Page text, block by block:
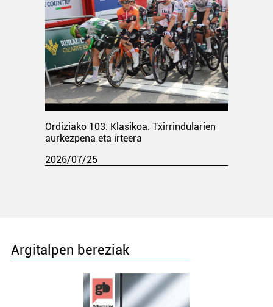
Ordiziako 103. Klasikoa. Txirrindularien
aurkezpena eta irteera
2026/07/25
Argitalpen bereziak